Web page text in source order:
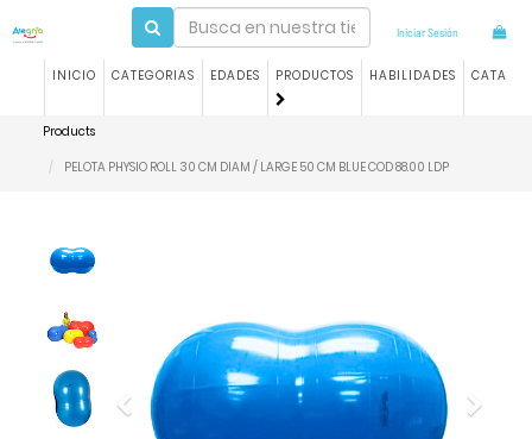
Iniciar Sesión
INICIO CATEGORIAS EDADES PRODUCTOS HABILIDADES
Products
PELOTA PHYSIO ROLL 30 CM DIAM / LARGE 50 CM BLUE COD 88.00 LDP